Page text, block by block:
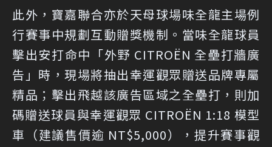
此外，寶嘉聯合亦於天母球場味全龍主場例
行賽事中規劃互動贈獎機制。當味全龍球員
擊出安打命中「外野 CITROËN 全壘打牆廣
告」時，現場將抽出幸運觀眾贈送品牌專屬
精品；擊出飛越該廣告區域之全壘打，則加
碼贈送球員與幸運觀眾 CITROËN 1:18 模型
車（建議售價逾 NT$5,000），提升賽事觀